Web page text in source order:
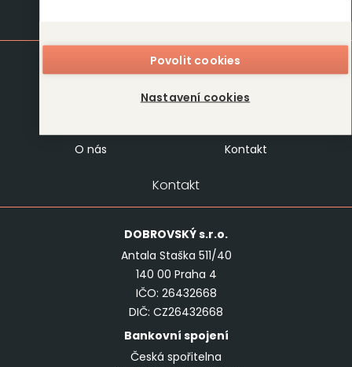
Povolit cookies
Nastavení cookies
Autoři
Foreign Rights
O nás
Kontakt
Kontakt
DOBROVSKÝs.r.o.
Antala Staška 511/40
140 00 Praha 4
IČO: 26432668
DIČ: CZ26432668
Bankovní spojení
Česká spořitelna